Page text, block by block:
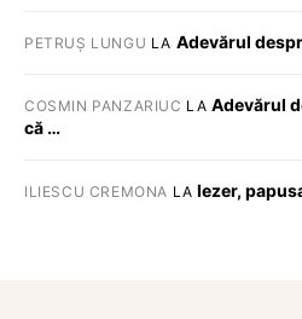
PETRUȘ LUNGU LA Adevărul
COSMIN PANZARIUC LA Adevărul
că …
ILIESCU CREMONA LA Iezer,